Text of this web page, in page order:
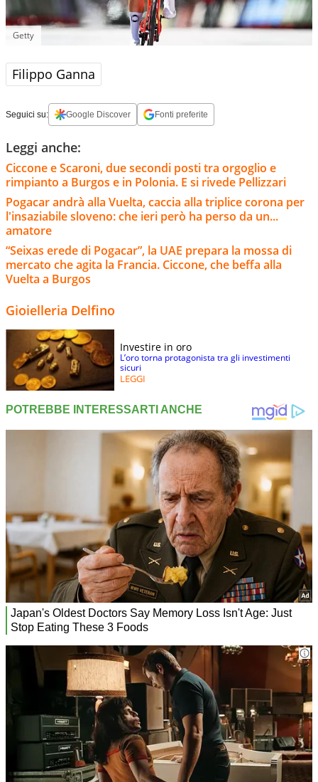
Getty
Filippo Ganna
Seguici su: Google Discover Fonti preferite
Leggi anche:
Ciccone e Scaroni, due secondi posti tra orgoglio e
rimpianto a Burgos e in Polonia. E si rivede Pellizzari
Pogacar andrà alla Vuelta, caccia alla triplice corona per
l'insaziabile sloveno: che ieri però ha perso da un...
amatore
“Seixas erede di Pogacar”, la UAE prepara la mossa di
mercato che agita la Francia. Ciccone, che beffa alla
Vuelta a Burgos
Gioielleria Delfino
Investire in oro
L’oro torna protagonista tra gli investimenti
sicuri
LEGGI